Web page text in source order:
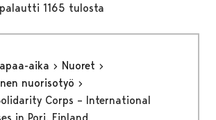
1165 tulosta
aika
Nuoret
nuorisotyö
Corps – International